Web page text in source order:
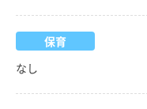
保育
なし